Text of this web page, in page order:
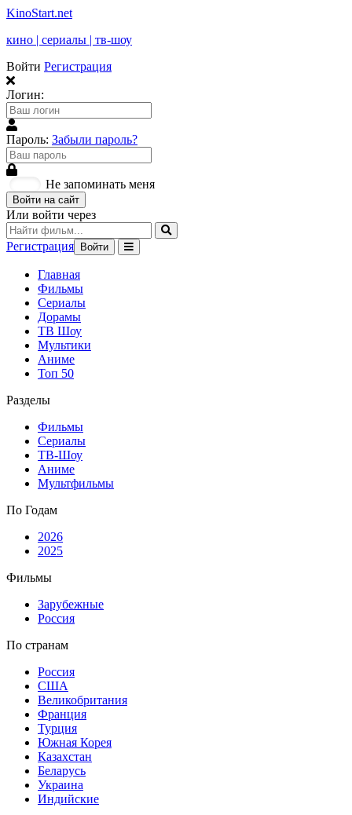
KinoStart.net
кино | сериалы | тв-шоу
Войти Регистрация
Логин:
Пароль: Забыли пароль?
Не запоминать меня
Войти на сайт
Или войти через
Регистрация Войти
Главная
Фильмы
Сериалы
Дорамы
ТВ Шоу
Мультики
Аниме
Топ 50
Разделы
Фильмы
Сериалы
ТВ-Шоу
Аниме
Мультфильмы
По Годам
2026
2025
Фильмы
Зарубежные
Россия
По странам
Россия
США
Великобритания
Франция
Турция
Южная Корея
Казахстан
Беларусь
Украина
Индийские